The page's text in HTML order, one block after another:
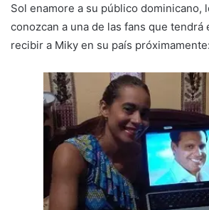
Sol enamore a su público dominicano,
conozcan a una de las fans que tendrá
recibir a Miky en su país próximamente: